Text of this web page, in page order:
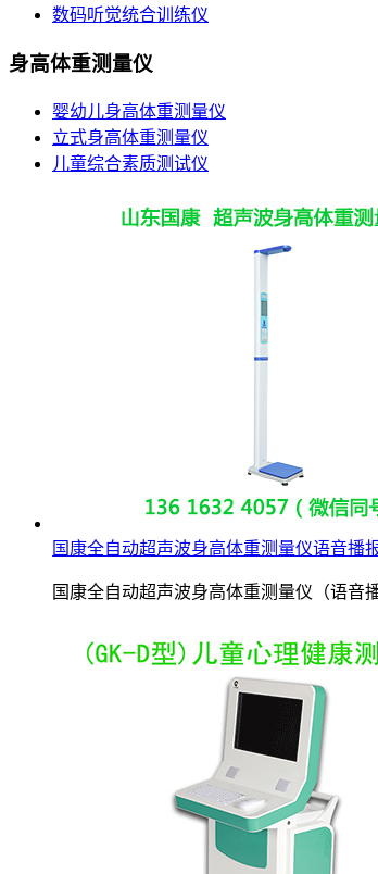
数码听觉统合训练仪
身高体重测量仪
婴幼儿身高体重测量仪
立式身高体重测量仪
儿童综合素质测试仪
国康全自动超声波身高体重测量仪语音播
国康全自动超声波身高体重测量仪（语音